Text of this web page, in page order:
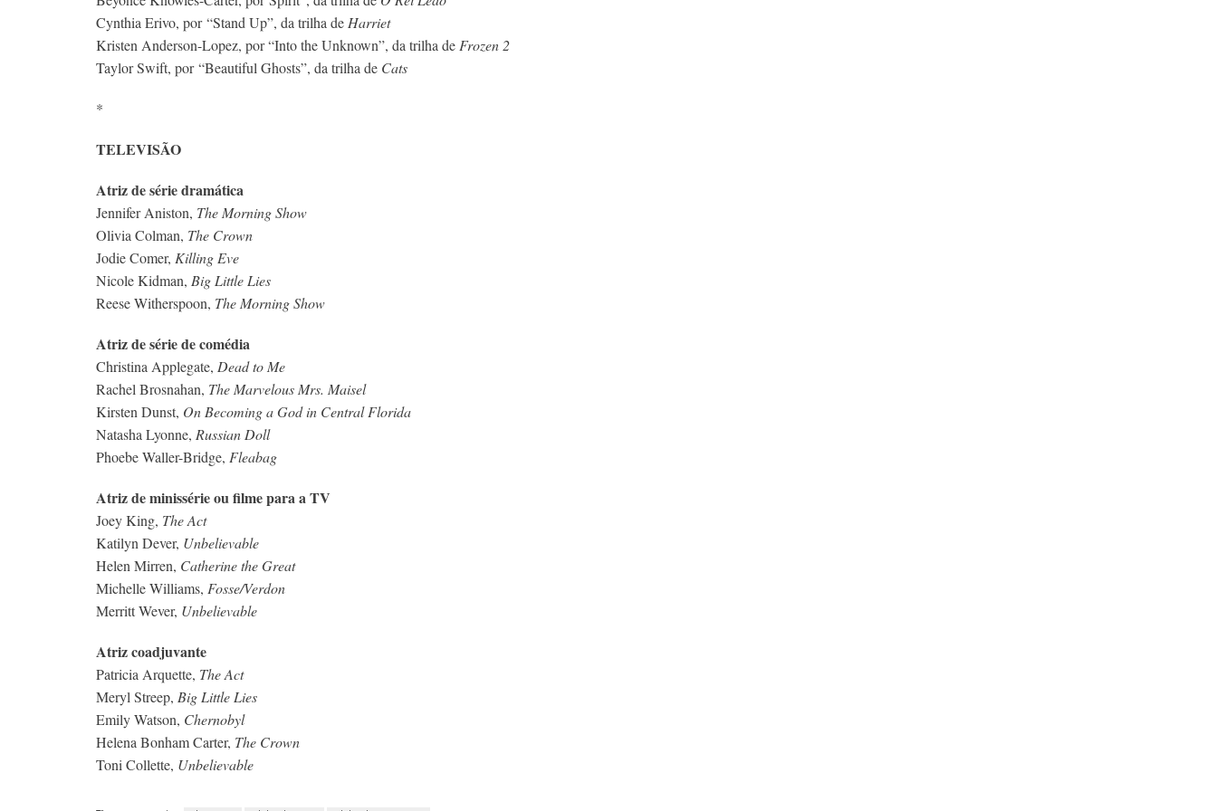
Cynthia Erivo, por “Stand Up”, da trilha de Harriet
Kristen Anderson-Lopez, por “Into the Unknown”, da trilha de Frozen 2
Taylor Swift, por “Beautiful Ghosts”, da trilha de Cats
*
TELEVISÃO
Atriz de série dramática
Jennifer Aniston, The Morning Show
Olivia Colman, The Crown
Jodie Comer, Killing Eve
Nicole Kidman, Big Little Lies
Reese Witherspoon, The Morning Show
Atriz de série de comédia
Christina Applegate, Dead to Me
Rachel Brosnahan, The Marvelous Mrs. Maisel
Kirsten Dunst, On Becoming a God in Central Florida
Natasha Lyonne, Russian Doll
Phoebe Waller-Bridge, Fleabag
Atriz de minissérie ou filme para a TV
Joey King, The Act
Katilyn Dever, Unbelievable
Helen Mirren, Catherine the Great
Michelle Williams, Fosse/Verdon
Merritt Wever, Unbelievable
Atriz coadjuvante
Patricia Arquette, The Act
Meryl Streep, Big Little Lies
Emily Watson, Chernobyl
Helena Bonham Carter, The Crown
Toni Collette, Unbelievable